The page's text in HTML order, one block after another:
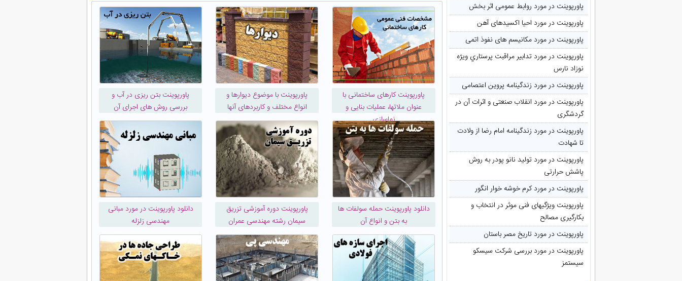
پاورپوینت در مورد روابط عمومی اثر بخش
پاورپوینت در مورد احیا اکسیدهای آهن
پاورپوینت در مورد مکانیسم های نفوذ اتمی
پاورپوینت در مورد تدابیر مراقبت پرستاري ويژه
نوزاد نارس
پاورپوینت در مورد زندگینامه پروین اعتصامی
پاورپوینت در مورد انقلاب صنعتی و اثرات آن در
گردشگری
پاورپوینت در مورد زندگینامه امام رضا از ولادت
تا شهادت
پاورپوینت در مورد تولید نانو پودر به روش
پاشش حرارتی
پاورپوینت در مورد کرم خوشه خوار انگور
پاورپوینت ویژگیهای فنی موثر در انتخاب و
بکارگیری مصالح
پاورپوینت در مورد تاريخ مصر باستان
پاورپوینت در مورد بررسی شرکت سیسکو
سیستمز
پاورپوینت کارهای ساختمانی با
عنوان ملاتها، عملیات بنایی و
نماسازی
پاورپوینت با موضوع ديوارها و
انواع مختلف و کاربردهای آنها
پاورپوینت بتن ریزی در آب و
بررسی روش های اجرای آن
دانلود پاورپوینت حمله سولفات ها
به بتن و انواع آن
پاورپوینت دوره آموزشی تزریق
سیمان رشته مهندسی عمران
دانلود پاورپوینت در مورد مبانی
مهندسی زلزله